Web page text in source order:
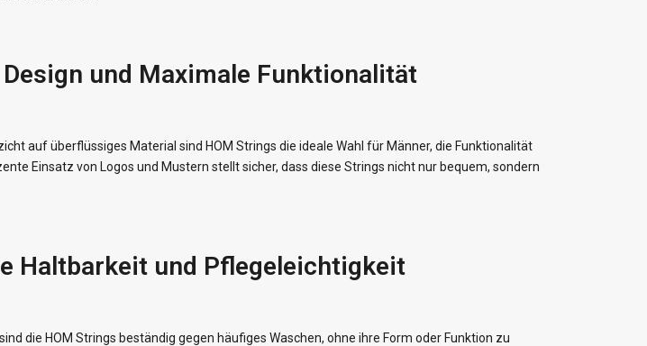
und Maximale Funktionalität
auf überflüssiges Material sind HOM Strings die ideale Wahl für Männer, die Funktionalität
Einsatz von Logos und Mustern stellt sicher, dass diese Strings nicht nur bequem, sondern
Haltbarkeit und Pflegeleichtigkeit
die HOM Strings beständig gegen häufiges Waschen, ohne ihre Form oder Funktion zu